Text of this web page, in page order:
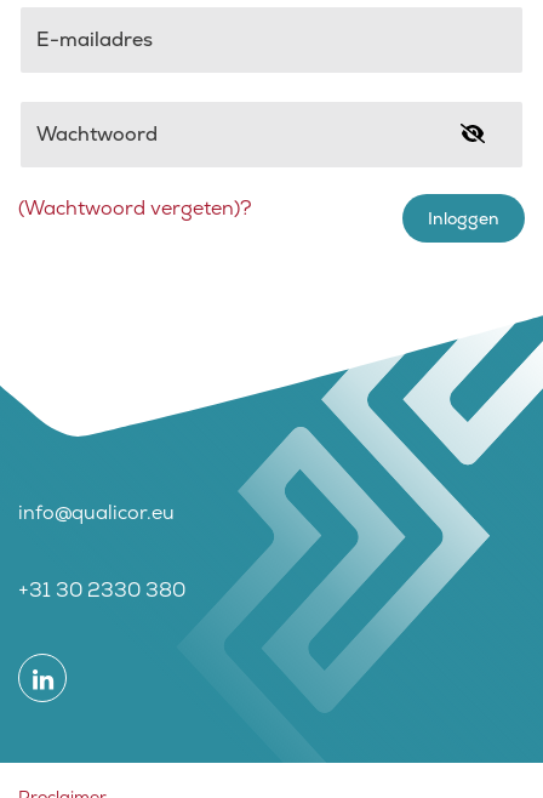
E-mailadres
Wachtwoord
Inloggen
(Wachtwoord vergeten)?
info@qualicor.eu
+31 30 2330 380